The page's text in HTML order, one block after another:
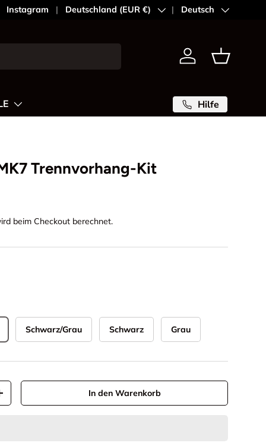
Instagram Land/Region
Deutschland (EUR €) SpracheDeutsch
Einloggen
Hilfe
Trennvorhang-Kit
beim Checkout berechnet.
Schwarz/Grau Schwarz Grau
In den Warenkorb